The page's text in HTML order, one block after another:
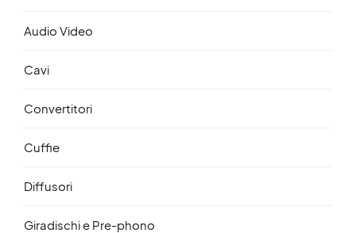
Audio Video
Cavi
Convertitori
Cuffie
Diffusori
Giradischi e Pre-phono